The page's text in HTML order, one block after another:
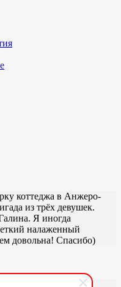
коттеджа в Анжеро-
из трёх девушек.
Я иногда
налаженный
довольна! Спасибо)
сами справимся с